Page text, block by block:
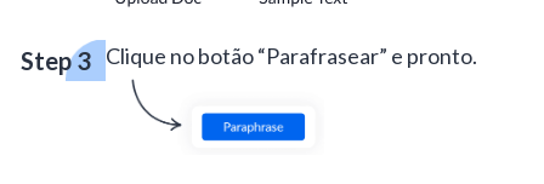
Clique no botão “Parafrasear” e pronto.